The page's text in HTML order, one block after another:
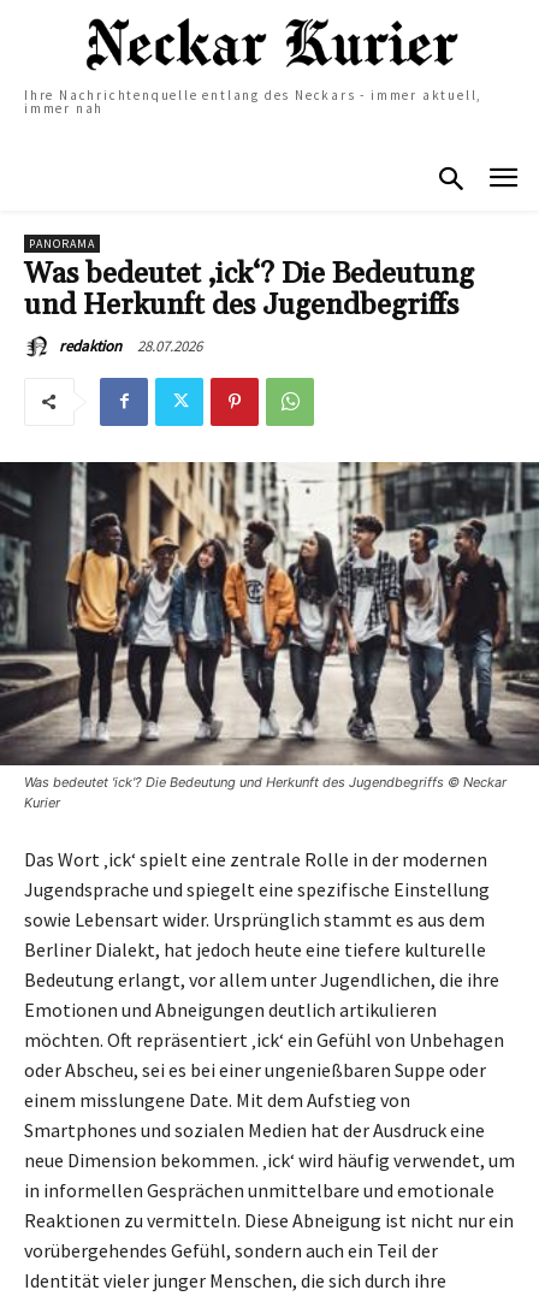
Ihre Nachrichtenquelle entlang des Neckars - immer aktuell,
immer nah
PANORAMA
Was bedeutet ‚ick‘? Die Bedeutung
und Herkunft des Jugendbegriffs
redaktion 28.07.2026
Was bedeutet 'ick'? Die Bedeutung und Herkunft des Jugendbegriffs © Neckar
Kurier
Das Wort ‚ick‘ spielt eine zentrale Rolle in der modernen
Jugendsprache und spiegelt eine spezifische Einstellung
sowie Lebensart wider. Ursprünglich stammt es aus dem
Berliner Dialekt, hat jedoch heute eine tiefere kulturelle
Bedeutung erlangt, vor allem unter Jugendlichen, die ihre
Emotionen und Abneigungen deutlich artikulieren
möchten. Oft repräsentiert ‚ick‘ ein Gefühl von Unbehagen
oder Abscheu, sei es bei einer ungenießbaren Suppe oder
einem misslungene Date. Mit dem Aufstieg von
Smartphones und sozialen Medien hat der Ausdruck eine
neue Dimension bekommen. ‚ick‘ wird häufig verwendet, um
in informellen Gesprächen unmittelbare und emotionale
Reaktionen zu vermitteln. Diese Abneigung ist nicht nur ein
vorübergehendes Gefühl, sondern auch ein Teil der
Identität vieler junger Menschen, die sich durch ihre